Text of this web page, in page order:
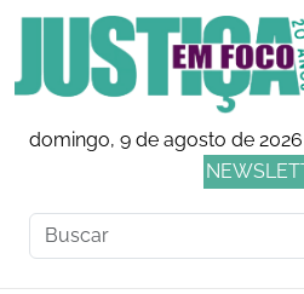
domingo, 9 de agosto de 2026